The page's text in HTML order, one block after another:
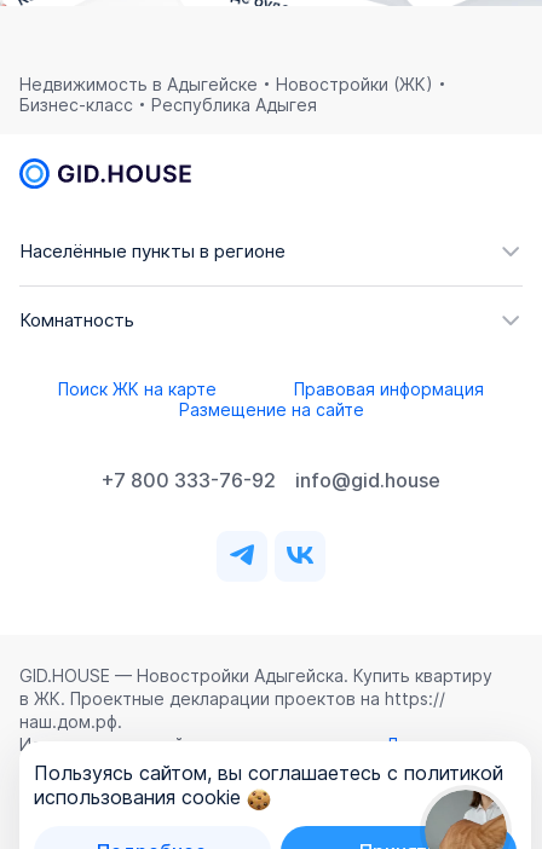
Недвижимость в Адыгейске
Новостройки (ЖК)
Бизнес-класс
Республика Адыгея
Населённые пункты в регионе
Комнатность
Поиск ЖК на карте
Правовая информация
Размещение на сайте
+7 800 333-76-92 info@gid.house
GID.HOUSE — Новостройки Адыгейска. Купить квартиру
в ЖК. Проектные декларации проектов на https://
наш.дом.рф.
Использование сайта означает согласие с
Лицензионным
соглашением
,Политикой конфиденциальностии
Политикой обработки персональных данных
ООО «ГИД.ХАУЗ»
Пользуясь сайтом, вы соглашаетесь с политикой
использования cookie